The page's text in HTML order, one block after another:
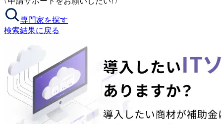
専門家を探す
検索結果に戻る